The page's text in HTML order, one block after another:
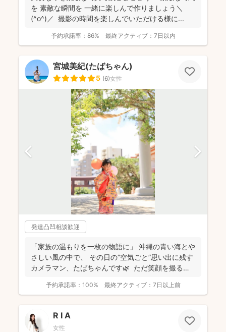
を 素敵な瞬間を 一緒に楽しんで作りましょう＼
(^o^)／ 撮影の時間を楽しんでいただける様に...
予約承諾率： 86% 最終アクティブ： 7日以内
宮城美紀(たばちゃん)
5 (6)女性
発達凸凹相談歓迎
「家族の温もりを一枚の物語に」 沖縄の青い海とや
さしい風の中で、 その日の“空気ごと”思い出に残す
カメラマン、たばちゃんです🌿 ただ笑顔を撮る
予約承諾率： 100% 最終アクティブ： 7日以上前
R I A
女性